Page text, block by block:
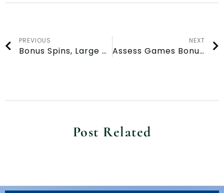
PREVIOUS
Bonus Spins, Large Wins, Fast Payouts for Canada at Spinania Casino
NEXT
Assess Games Bonuses and Customer Support at Winz Casino in Norway
Post Related